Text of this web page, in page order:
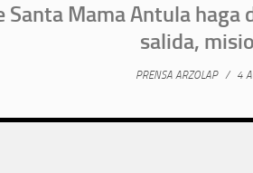
Santa Mama Antula
salida,
PRENSA ARZOLAP / 4